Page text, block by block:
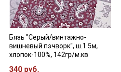
Бязь "Серый/винтажно-
вишневый пэчворк", ш.1.5м,
хлопок-100%, 142гр/м.кв
340 руб.